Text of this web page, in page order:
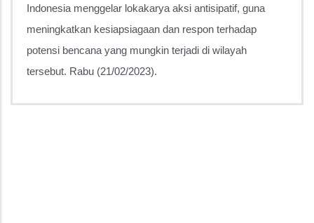
Indonesia menggelar lokakarya aksi antisipatif, guna
meningkatkan kesiapsiagaan dan respon terhadap
potensi bencana yang mungkin terjadi di wilayah
tersebut. Rabu (21/02/2023).